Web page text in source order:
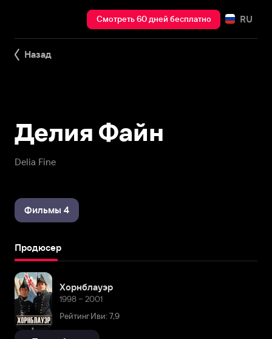
Смотреть 60 дней бесплатно RU
Назад
Delia Fine
Делия Файн
Фильмы 4
Продюсер
Хорнблауэр
1998 – 2001
Рейтинг Иви: 7,9